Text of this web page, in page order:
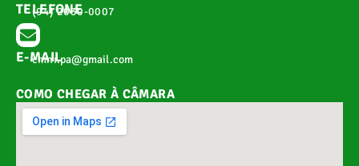
TELEFONE
(94) 2030-0007
E-MAIL
cmnr.pa@gmail.com
COMO CHEGAR À CÂMARA